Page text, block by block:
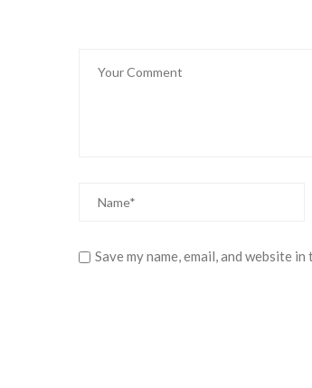
Save my name, email, and website